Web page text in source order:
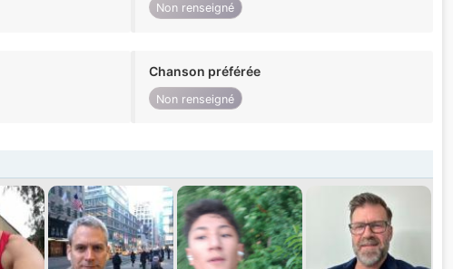
Non renseigné
Chanson préférée
Non renseigné